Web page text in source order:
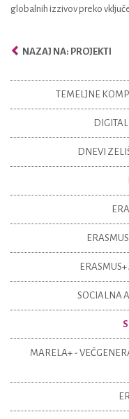
globalnih izzivov preko
NAZAJ NA: PROJEKTI
TEMELJNE
DNEVI
SOCIALNA
MARELA+ -